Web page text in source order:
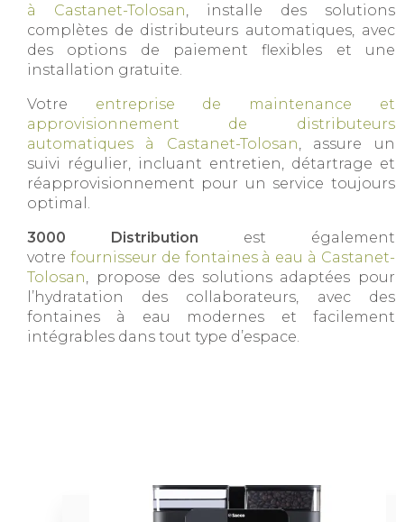
à Castanet-Tolosan
, installe des solutions
complètes de distributeurs automatiques, avec
des options de paiement flexibles et une
installation gratuite.
Votre entreprise de maintenance et
approvisionnement de distributeurs
automatiques à Castanet-Tolosan
, assure un
suivi régulier, incluant entretien, détartrage et
réapprovisionnement pour un service toujours
optimal.
3000 Distribution est également
votre fournisseur de fontaines à eau à Castanet-
Tolosan
, propose des solutions adaptées pour
l’hydratation des collaborateurs, avec des
fontaines à eau modernes et facilement
intégrables dans tout type d’espace.